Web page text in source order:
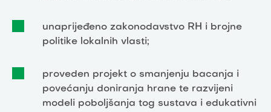
unaprijeđeno zakonodavstvo RH i brojne
politike lokalnih vlasti;
proveden projekt o smanjenju bacanja i
povećanju doniranja hrane te razvijeni
modeli poboljšanja tog sustava i edukativni